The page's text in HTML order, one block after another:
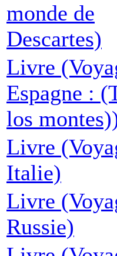
monde de
Descartes)
Livre
Espagne :
los
Livre
Italie)
Livre
Russie)